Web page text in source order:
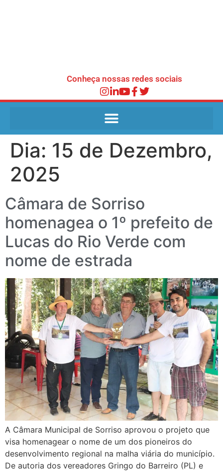
Conheça nossas redes sociais
Dia: 15 de Dezembro,
2025
Câmara de Sorriso
homenagea o 1º prefeito de
Lucas do Rio Verde com
nome de estrada
A Câmara Municipal de Sorriso aprovou o projeto que
visa homenagear o nome de um dos pioneiros do
desenvolvimento regional na malha viária do município.
De autoria dos vereadores Gringo do Barreiro (PL) e